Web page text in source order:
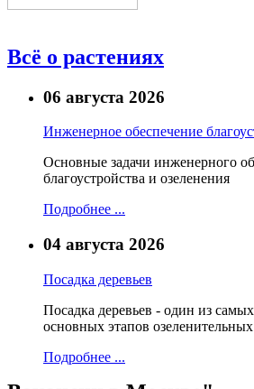
Всё о растениях
06 августа 2026
Инженерное обеспечение
Основные задачи инженерного
благоустройства и озеленения
Подробнее ...
04 августа 2026
Посадка деревьев
Посадка деревьев - один из
основных этапов
Подробнее ...